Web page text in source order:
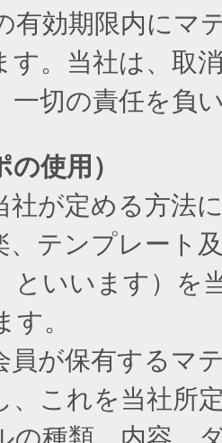
有効期限内にマ
す。当社は、取
一切の責任を負
使用）
が定める方法
、テンプレート
といいます）
。
が保有するマ
、これを当社所